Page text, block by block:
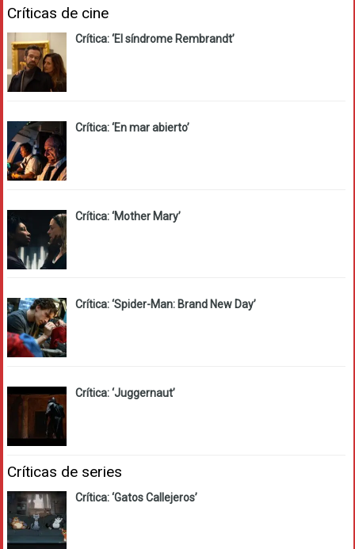
Críticas de cine
Crítica: ‘El síndrome Rembrandt’
Crítica: ‘En mar abierto’
Crítica: ‘Mother Mary’
Crítica: ‘Spider-Man: Brand New Day’
Crítica: ‘Juggernaut’
Críticas de series
Crítica: ‘Gatos Callejeros’